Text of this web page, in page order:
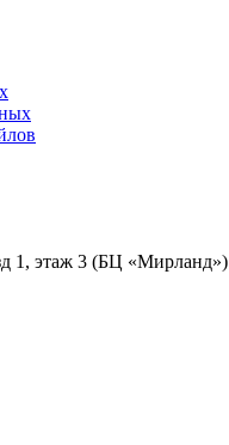
1, этаж 3 (БЦ «Мирланд»)